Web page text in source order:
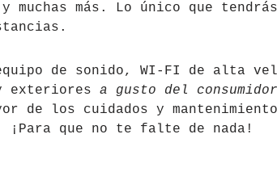
más. Lo único que
de sonido, WI-FI de alta
exteriores a gusto del
de los cuidados y
que no te falte de nada!